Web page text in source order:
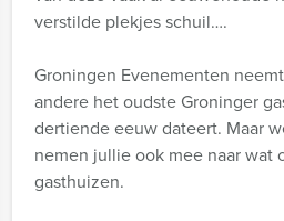
verstilde plekjes schuil….
Groningen Evenementen
andere het oudste Groninger
dertiende eeuw dateert. Maar
nemen jullie ook mee naar wat
gasthuizen.